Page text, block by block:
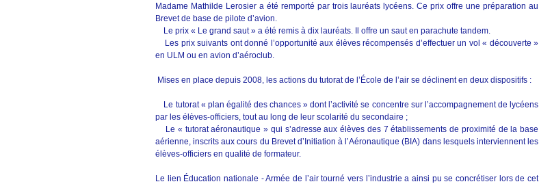
Madame Mathilde Lerosier a été remporté par trois lauréats lycéens. Ce prix offre une préparation au
Brevet de base de pilote d’avion.
Le prix « Le grand saut » a été remis à dix lauréats. Il offre un saut en parachute tandem.
Les prix suivants ont donné l’opportunité aux élèves récompensés d’effectuer un vol « découverte »
en ULM ou en avion d’aéroclub.
Mises en place depuis 2008, les actions du tutorat de l’École de l’air se déclinent en deux dispositifs :
Le tutorat « plan égalité des chances » dont l’activité se concentre sur l’accompagnement de lycéens
par les élèves-officiers, tout au long de leur scolarité du secondaire ;
Le « tutorat aéronautique » qui s’adresse aux élèves des 7 établissements de proximité de la base
aérienne, inscrits aux cours du Brevet d’Initiation à l’Aéronautique (BIA) dans lesquels interviennent les
élèves-officiers en qualité de formateur.
Le lien Éducation nationale - Armée de l’air tourné vers l’industrie a ainsi pu se concrétiser lors de cet